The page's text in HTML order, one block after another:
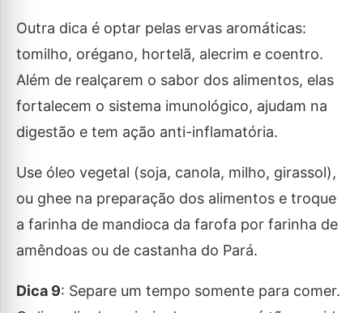
Outra dica é optar pelas ervas aromáticas:
tomilho, orégano, hortelã, alecrim e coentro.
Além de realçarem o sabor dos alimentos, elas
fortalecem o sistema imunológico, ajudam na
digestão e tem ação anti-inflamatória.
Use óleo vegetal (soja, canola, milho, girassol),
ou ghee na preparação dos alimentos e troque
a farinha de mandioca da farofa por farinha de
amêndoas ou de castanha do Pará.
Dica 9: Separe um tempo somente para comer.